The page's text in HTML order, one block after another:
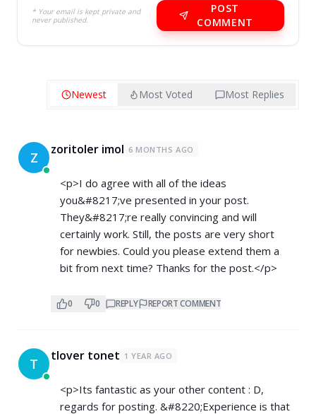
* Your email is kept private and
never published.
POST
COMMENT
Newest Most Voted Most Replies
Z zoritoler imol 6 MONTHS AGO
<p>I do agree with all of the ideas
you&#8217;ve presented in your post.
They&#8217;re really convincing and will
certainly work. Still, the posts are very short
for newbies. Could you please extend them a
bit from next time? Thanks for the post.</p>
0 0 REPLY REPORT COMMENT
T tlover tonet 1 YEAR AGO
<p>Its fantastic as your other content : D,
regards for posting. &#8220;Experience is that